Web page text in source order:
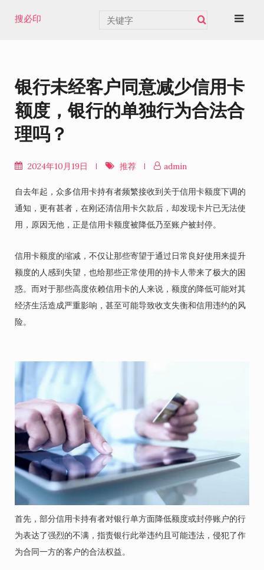
搜必印
银行未经客户同意减少信用卡
额度，银行的单独行为合法合
理吗？
2024年10月19日 推荐 admin
自去年起，众多信用卡持有者频繁接收到关于信用卡额度下调的
通知，更有甚者，在刚还清信用卡欠款后，却发现卡片已无法使
用，原因无他，正是信用卡额度被降低乃至账户被封停。
信用卡额度的缩减，不仅让那些寄望于通过日常良好使用来提升
额度的人感到失望，也给那些正常使用的持卡人带来了极大的困
惑。而对于那些高度依赖信用卡的人来说，额度的降低可能对其
经济生活造成严重影响，甚至可能导致收支失衡和信用违约的风
险。
首先，部分信用卡持有者对银行单方面降低额度或封停账户的行
为表达了强烈的不满，指责银行此举违约且可能违法，侵犯了作
为合同一方的客户的合法权益。